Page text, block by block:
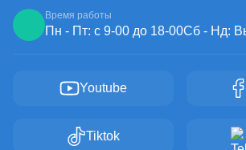
Время работы
Пн - Пт: с 9-00 до 18-00Сб - Нд:
Youtube
Tiktok